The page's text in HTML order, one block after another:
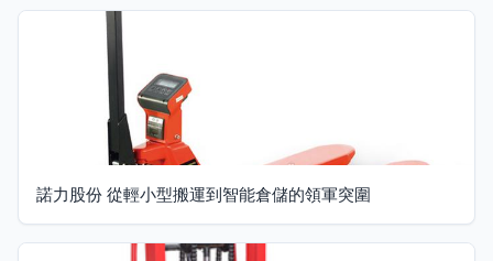
諾力股份 從輕小型搬運到智能倉儲的領軍突圍